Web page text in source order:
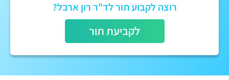
רוצה לקבוע תור לד"ר רון ארבל?
לקביעת תור